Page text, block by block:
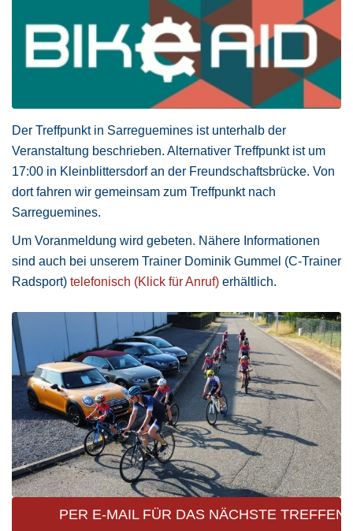
Der Treffpunkt in Sarreguemines ist unterhalb der
Veranstaltung beschrieben. Alternativer Treffpunkt ist um
17:00 in Kleinblittersdorf an der Freundschaftsbrücke. Von
dort fahren wir gemeinsam zum Treffpunkt nach
Sarreguemines.
Um Voranmeldung wird gebeten. Nähere Informationen
sind auch bei unserem Trainer Dominik Gummel (C-Trainer
Radsport) telefonisch (Klick für Anruf) erhältlich.
PER E-MAIL FÜR DAS NÄCHSTE TREFFEN